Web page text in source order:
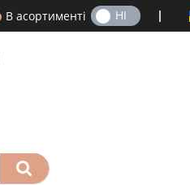
В асортименті
ТАК НІ